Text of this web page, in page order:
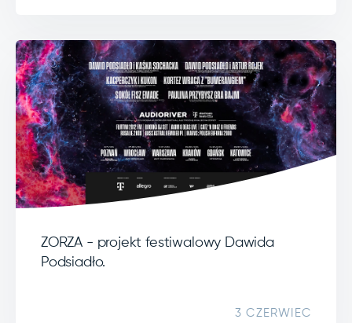
ZORZA - projekt festiwalowy Dawida
Podsiadło.
3 CZERWIEC